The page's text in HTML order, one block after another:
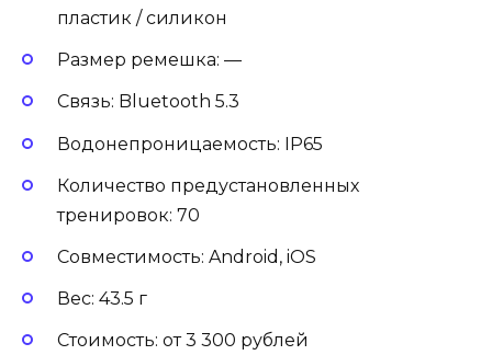
пластик / силикон
Размер ремешка: —
Связь: Bluetooth 5.3
Водонепроницаемость: IP65
Количество предустановленных
тренировок: 70
Совместимость: Android, iOS
Вес: 43.5 г
Стоимость: от 3 300 рублей